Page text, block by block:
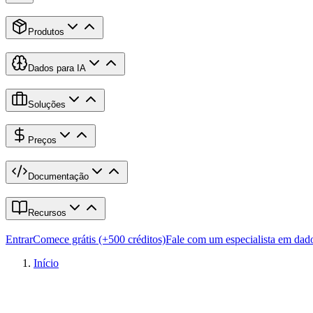
Produtos
Dados para IA
Soluções
Preços
Documentação
Recursos
EntrarComece grátis (+500 créditos)Fale com um especialista em
Início